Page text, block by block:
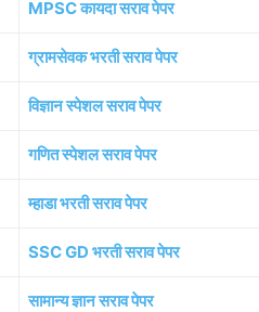
MPSC कायदा सराव पेपर
ग्रामसेवक भरती सराव पेपर
विज्ञान स्पेशल सराव पेपर
गणित स्पेशल सराव पेपर
म्हाडा भरती सराव पेपर
SSC GD भरती सराव पेपर
सामान्य ज्ञान सराव पेपर